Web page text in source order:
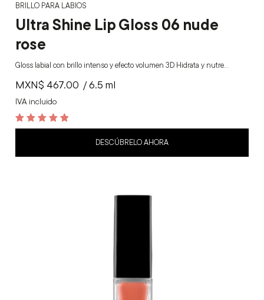
BRILLO PARA LABIOS
Ultra Shine Lip Gloss 06 nude
rose
Gloss labial con brillo intenso y efecto volumen 3D. Hidrata y nutre…
MXN$ 467.00
IVA incluido
/ 6.5 ml
5
DESCÚBRELO AHORA